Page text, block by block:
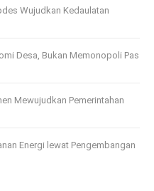
Wujudkan Kedaulatan
Desa, Bukan Memonopoli Pas
Mewujudkan Pemerintahan
Energi lewat Pengembangan